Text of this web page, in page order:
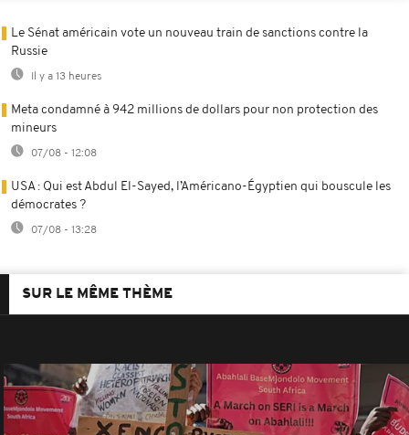
Le Sénat américain vote un nouveau train de sanctions contre la
Russie
Il y a 13 heures
Meta condamné à 942 millions de dollars pour non protection des
mineurs
07/08 - 12:08
USA : Qui est Abdul El-Sayed, l’Américano-Égyptien qui bouscule les
démocrates ?
07/08 - 13:28
SUR LE MÊME THÈME